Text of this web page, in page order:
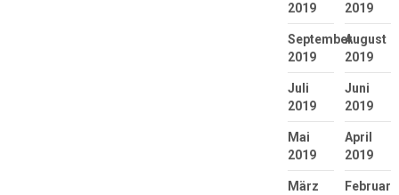
2019
2019
September
2019
August
2019
Juli
2019
Juni
2019
Mai
2019
April
2019
März
Februar